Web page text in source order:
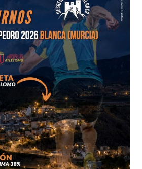
emocionante carrera
de Blanca!